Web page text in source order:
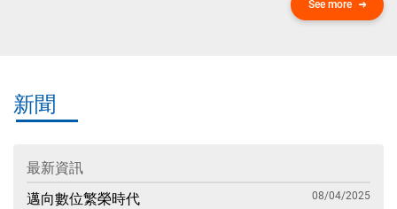
See more
新聞
最新資訊
邁向數位繁榮時代
08/04/2025